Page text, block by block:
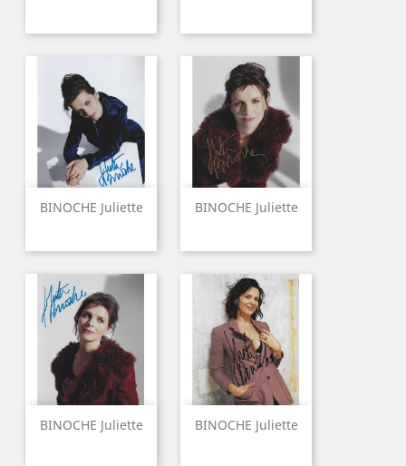
BINOCHE Juliette BINOCHE Juliette
BINOCHE Juliette BINOCHE Juliette